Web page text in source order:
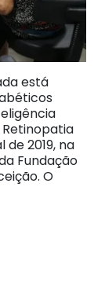
está
2019, na
Fundação
O